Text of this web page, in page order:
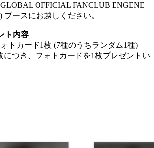
OFFICIAL FANCLUB ENGENE
ブースにお越しください。
ト内容
トカード1枚 (7種のうちランダム1種)
つき、フォトカードを1枚プレゼントい